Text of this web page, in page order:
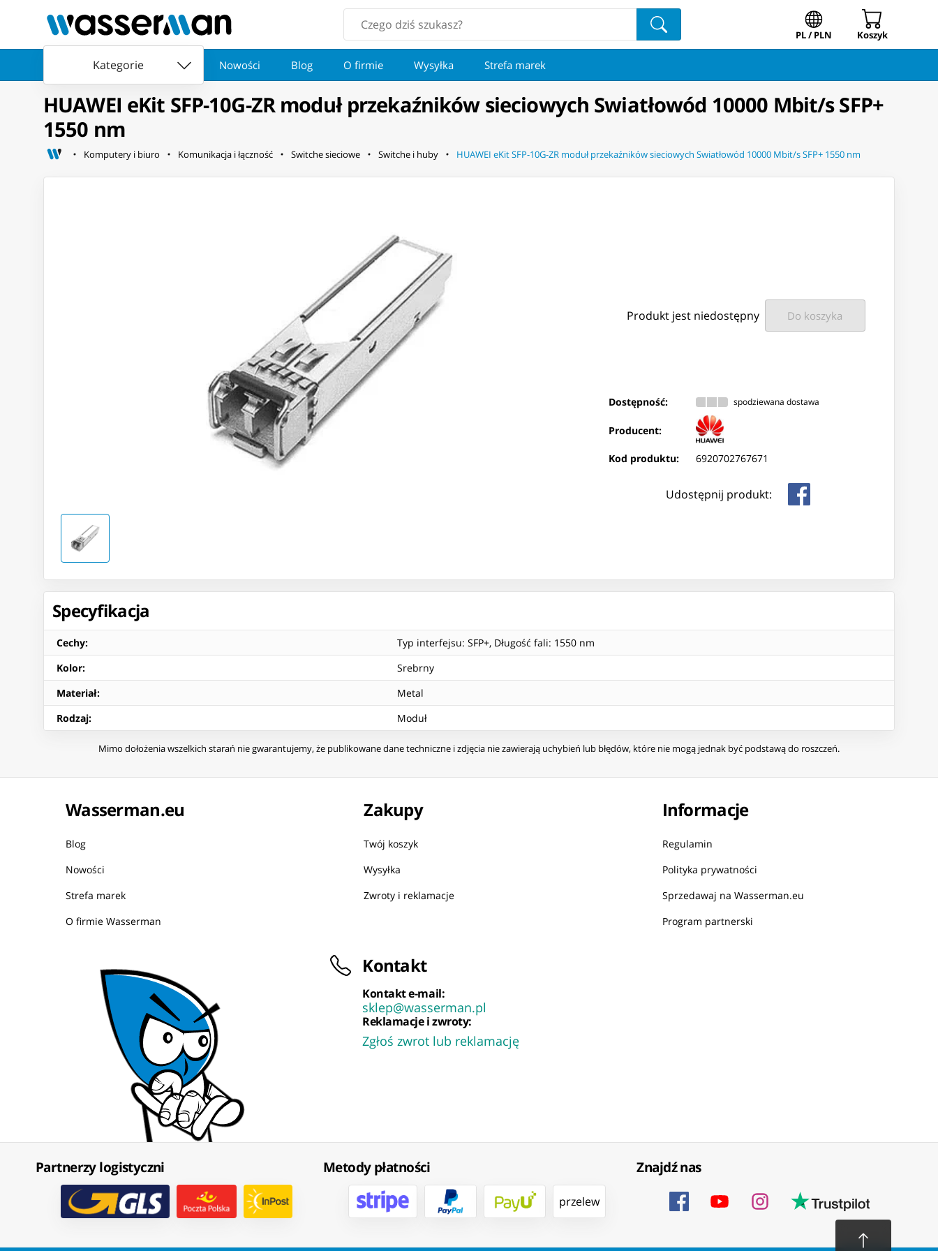
PL / PLN Koszyk
Kategorie Nowości Blog O firmie Wysyłka Strefa marek
HUAWEI eKit SFP-10G-ZR moduł przekaźników sieciowych Swiatłowód 10000 Mbit/s SFP+
1550 nm
Komputery i biuro Komunikacja i łączność Switche sieciowe Switche i huby HUAWEI eKit SFP-10G-ZR moduł przekaźników sieciowych Swiatłowód 10000 Mbit/s SFP+ 1550 nm
Produkt jest niedostępny Do koszyka
Dostępność: spodziewana dostawa
Producent:
Kod produktu: 6920702767671
Udostępnij produkt:
Specyfikacja
Cechy:
Typ interfejsu: SFP+, Długość fali: 1550 nm
Kolor:
Srebrny
Materiał:
Metal
Rodzaj: Moduł
Mimo dołożenia wszelkich starań nie gwarantujemy, że publikowane dane techniczne i zdjęcia nie zawierają uchybień lub błędów, które nie mogą jednak być podstawą do roszczeń.
Wasserman.eu
Blog
Nowości
Strefa marek
O firmie Wasserman
Zakupy
Twój koszyk
Wysyłka
Zwroty i reklamacje
Informacje
Regulamin
Polityka prywatności
Sprzedawaj na Wasserman.eu
Program partnerski
Kontakt
Kontakt e-mail:
sklep@wasserman.pl
Reklamacje i zwroty:
Zgłoś zwrot lub reklamację
Partnerzy logistyczni Metody płatności
przelew
Znajdź nas